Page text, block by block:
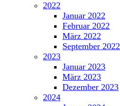
2022
Januar 2022
Februar 2022
März 2022
September 2022
2023
Januar 2023
März 2023
Dezember 2023
2024